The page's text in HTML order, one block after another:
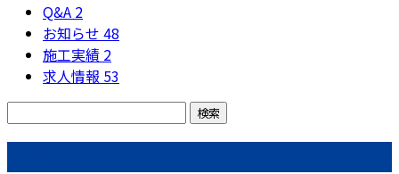
Q&A 2
お知らせ 48
施工実績 2
求人情報 53